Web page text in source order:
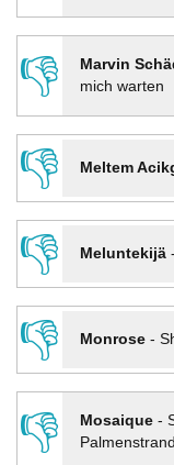
👎 Marvin
mich warten
👎
Meltem
👎
Meluntekijä-
👎
Monrose-
👎
Mosaique-
Palmenstrand